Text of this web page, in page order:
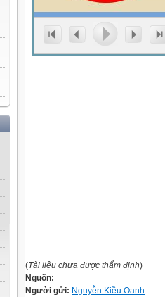
(Tài liệu chưa được thẩm định)
Nguồn:
Người gửi: Nguyễn Kiều Oanh